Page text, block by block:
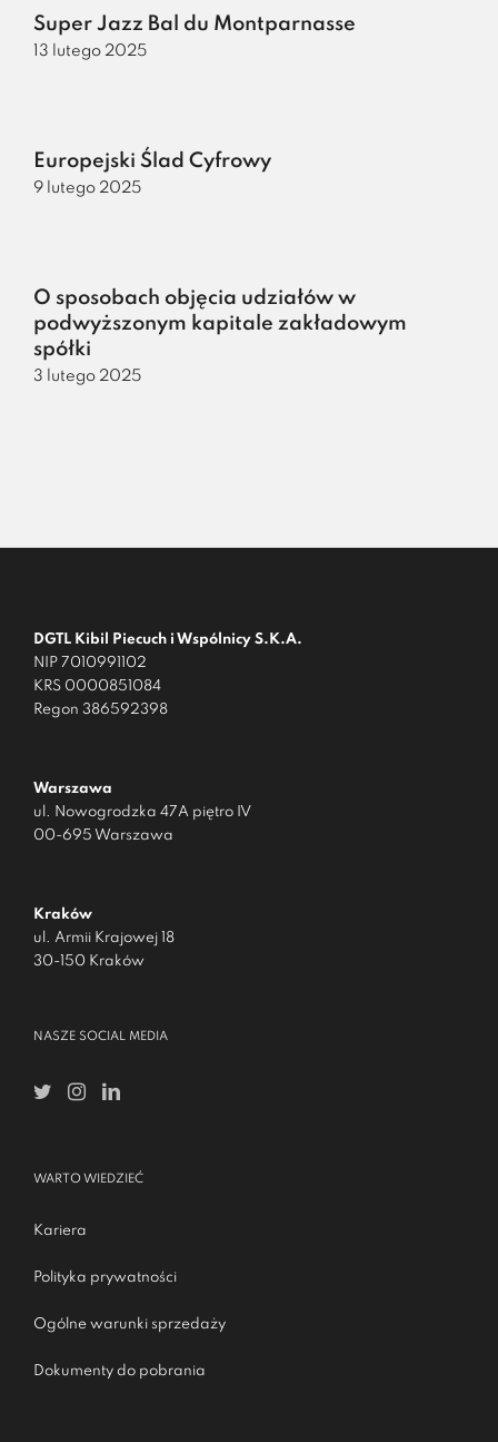
Super Jazz Bal du Montparnasse
13 lutego 2025
Europejski Ślad Cyfrowy
9 lutego 2025
O sposobach objęcia udziałów w
podwyższonym kapitale zakładowym
spółki
3 lutego 2025
DGTL Kibil Piecuch i Wspólnicy S.K.A.
NIP 7010991102
KRS 0000851084
Regon 386592398
Warszawa
ul. Nowogrodzka 47A piętro IV
00-695 Warszawa
Kraków
ul. Armii Krajowej 18
30-150 Kraków
NASZE SOCIAL MEDIA
WARTO WIEDZIEĆ
Kariera
Polityka prywatności
Ogólne warunki sprzedaży
Dokumenty do pobrania